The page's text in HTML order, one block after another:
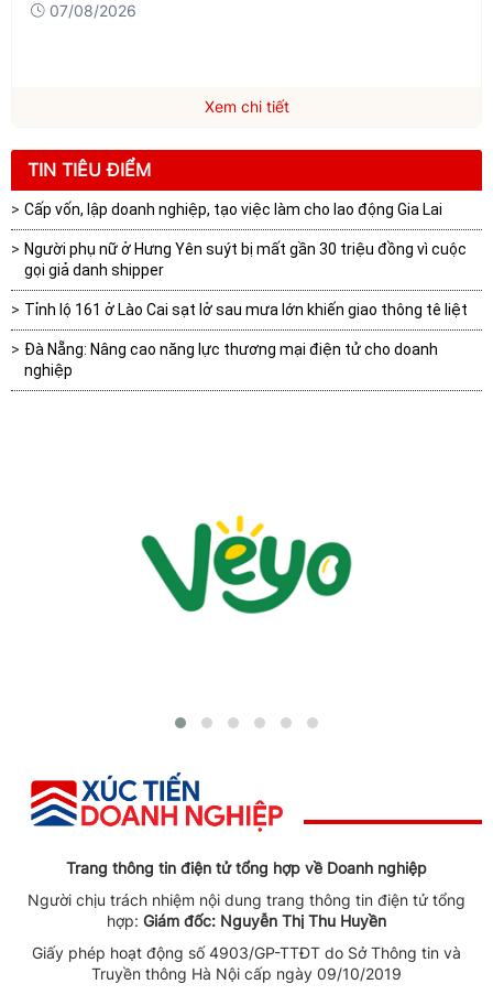
07/08/2026
Xem chi tiết
TIN TIÊU ĐIỂM
Cấp vốn, lập doanh nghiệp, tạo việc làm cho lao động Gia Lai
Người phụ nữ ở Hưng Yên suýt bị mất gần 30 triệu đồng vì cuộc
gọi giả danh shipper
Tỉnh lộ 161 ở Lào Cai sạt lở sau mưa lớn khiến giao thông tê liệt
Đà Nẵng: Nâng cao năng lực thương mại điện tử cho doanh
nghiệp
Trang thông tin điện tử tổng hợp về Doanh nghiệp
Người chịu trách nhiệm nội dung trang thông tin điện tử tổng
hợp: Giám đốc: Nguyễn Thị Thu Huyền
Giấy phép hoạt động số 4903/GP-TTĐT do Sở Thông tin và
Truyền thông Hà Nội cấp ngày 09/10/2019